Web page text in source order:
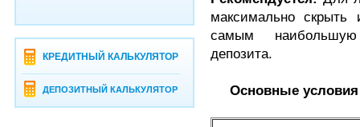
КРЕДИТНЫЙ КАЛЬКУЛЯТОР
ДЕПОЗИТНЫЙ КАЛЬКУЛЯТОР
максимально
самым наибольшую
депозита.
Основные